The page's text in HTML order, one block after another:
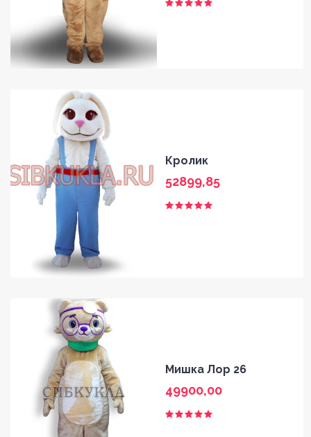
FAQ
CONTACT
Кролик
52899,85
Мишка Лор 26
49900,00